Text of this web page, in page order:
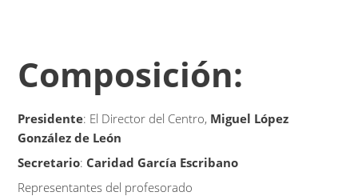
Composición:
Presidente: El Director del Centro, Miguel López
González de León
Secretario: Caridad García Escribano
Representantes del profesorado